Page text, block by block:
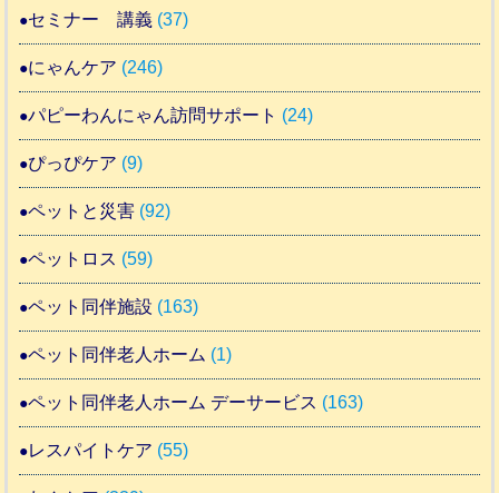
セミナー 講義 (37)
にゃんケア (246)
パピーわんにゃん訪問サポート (24)
ぴっぴケア (9)
ペットと災害 (92)
ペットロス (59)
ペット同伴施設 (163)
ペット同伴老人ホーム (1)
ペット同伴老人ホーム デーサービス (163)
レスパイトケア (55)